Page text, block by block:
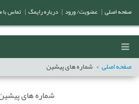
صفحه اصلی شماره های پیشین
شماره های پیشین
صفحه اصلی عضویت/ ورود درباره رایمگ تماس با ما